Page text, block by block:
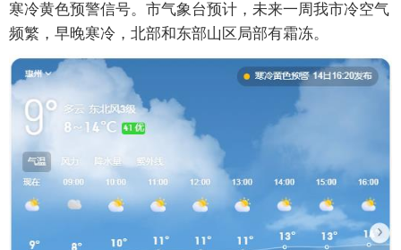
寒冷黄色预警信号。市气象台预计，未来一周我市冷空气
频繁，早晚寒冷，北部和东部山区局部有霜冻。